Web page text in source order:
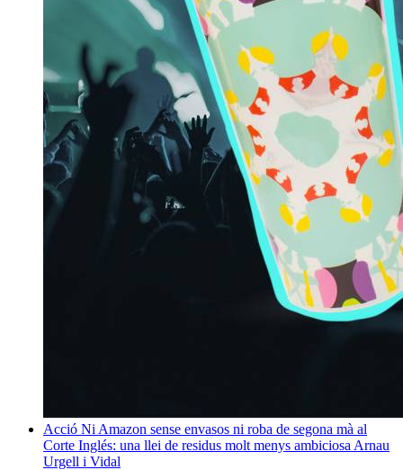
Acció Ni Amazon sense envasos ni roba de segona mà al
Corte Inglés: una llei de residus molt menys ambiciosa Arnau
Urgell i Vidal